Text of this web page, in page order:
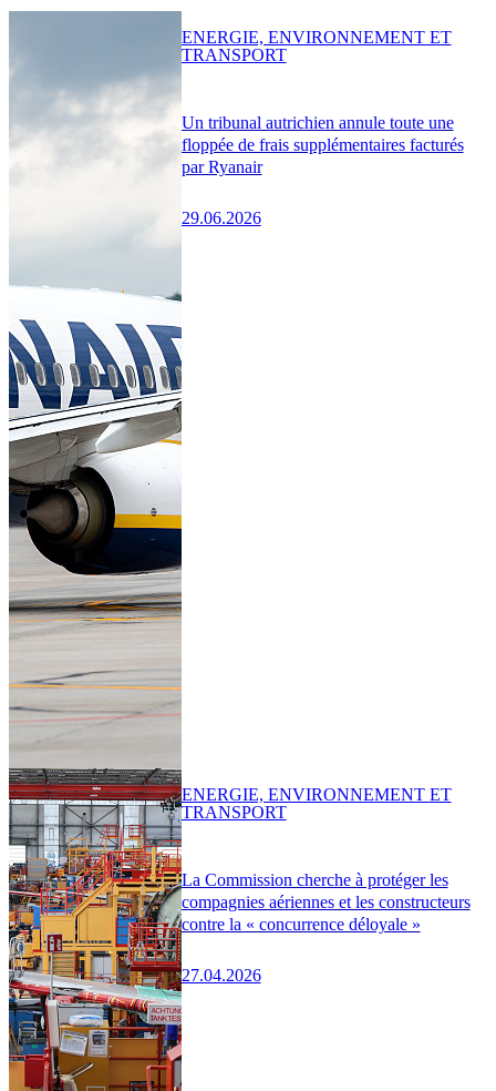
Un tribunal autrichien annule toute une
floppée de frais supplémentaires facturés
par Ryanair
29.06.2026
ENERGIE, ENVIRONNEMENT ET
TRANSPORT
La Commission cherche à protéger les
compagnies aériennes et les constructeurs
contre la « concurrence déloyale »
27.04.2026
ENERGIE, ENVIRONNEMENT ET
TRANSPORT